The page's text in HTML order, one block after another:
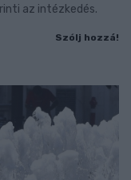
az intézkedés.
Szólj hozzá!